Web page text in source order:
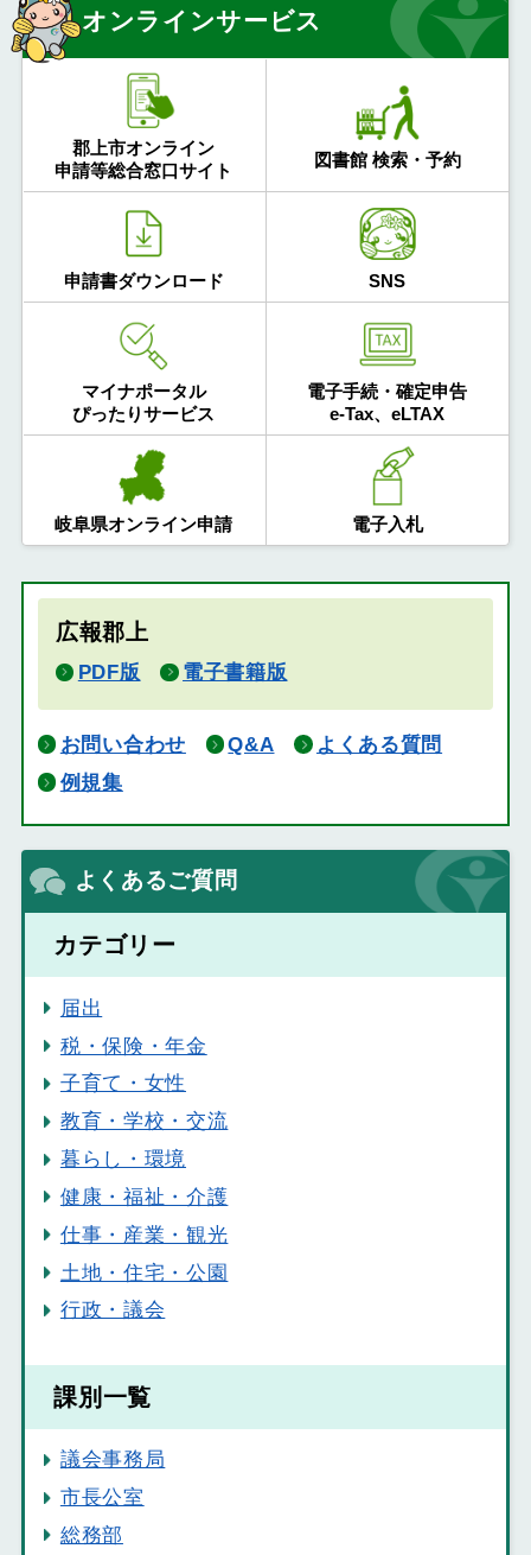
オンラインサービス
郡上市オンライン
申請等総合窓口サイト
図書館 検索・予約
申請書ダウンロード SNS
マイナポータル
ぴったりサービス
電子手続・確定申告
e-Tax、eLTAX
岐阜県オンライン申請 電子入札
広報郡上
PDF版 電子書籍版
お問い合わせ Q&A
よくある質問
例規集
よくあるご質問
カテゴリー
届出
税・保険・年金
子育て・女性
教育・学校・交流
暮らし・環境
健康・福祉・介護
仕事・産業・観光
土地・住宅・公園
行政・議会
課別一覧
議会事務局
市長公室
総務部